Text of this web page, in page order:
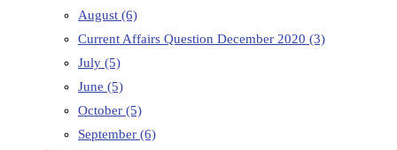
August (6)
Current Affairs Question December 2020 (3)
July (5)
June (5)
October (5)
September (6)